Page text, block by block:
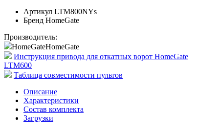
Артикул LTM800NYs
Бренд HomeGate
Производитель:
HomeGateHomeGate
Инструкция привода для откатных ворот HomeGate
LTM600
Таблица совместимости пультов
Описание
Характеристики
Состав комплекта
Загрузки